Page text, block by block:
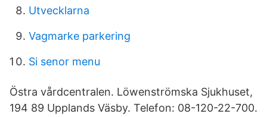
Utvecklarna
Vagmarke parkering
Si senor menu
Östra vårdcentralen. Löwenströmska Sjukhuset,
194 89 Upplands Väsby. Telefon: 08-120-22-700.